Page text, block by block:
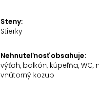
Steny:
Stierky
Nehnuteľnosť obsahuje:
výťah, balkón, kúpeľňa, WC,
vnútorný kozub